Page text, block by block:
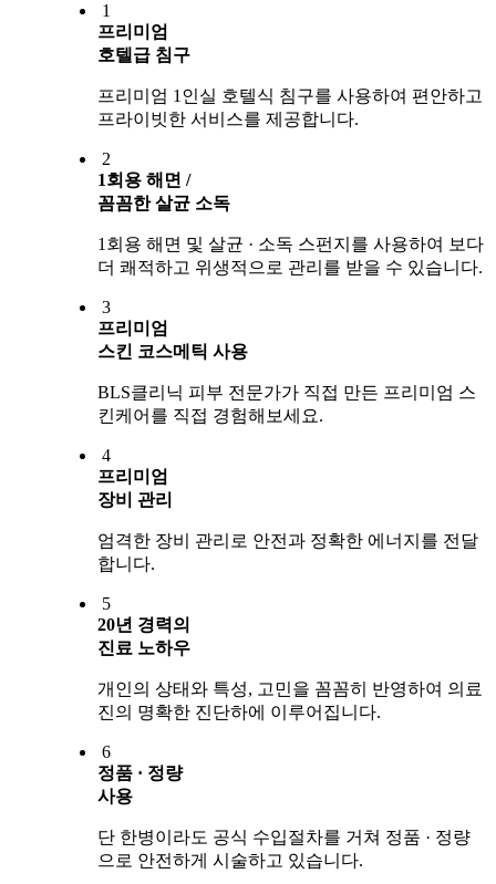
1
프리미엄
호텔급 침구
프리미엄 1인실 호텔식 침구를 사용하여 편안하고
프라이빗한 서비스를 제공합니다.
2
1회용 해면 /
꼼꼼한 살균 소독
1회용 해면 및 살균 · 소독 스펀지를 사용하여 보다
더 쾌적하고 위생적으로 관리를 받을 수 있습니다.
3
프리미엄
스킨 코스메틱 사용
BLS클리닉 피부 전문가가 직접 만든 프리미엄 스
킨케어를 직접 경험해보세요.
4
프리미엄
장비 관리
엄격한 장비 관리로 안전과 정확한 에너지를 전달
합니다.
5
20년 경력의
진료 노하우
개인의 상태와 특성, 고민을 꼼꼼히 반영하여 의료
진의 명확한 진단하에 이루어집니다.
6
정품 · 정량
사용
단 한병이라도 공식 수입절차를 거쳐 정품 · 정량
으로 안전하게 시술하고 있습니다.